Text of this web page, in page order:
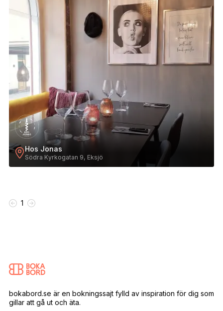
Hos Jonas
Södra Kyrkogatan 9, Eksjö
1
bokabord.se är en bokningssajt fylld av inspiration för dig som
gillar att gå ut och äta.